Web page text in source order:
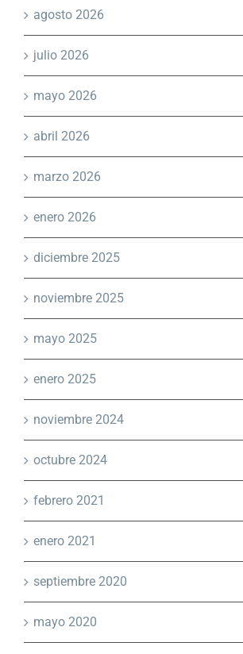
agosto 2026
julio 2026
mayo 2026
abril 2026
marzo 2026
enero 2026
diciembre 2025
noviembre 2025
mayo 2025
enero 2025
noviembre 2024
octubre 2024
febrero 2021
enero 2021
septiembre 2020
mayo 2020